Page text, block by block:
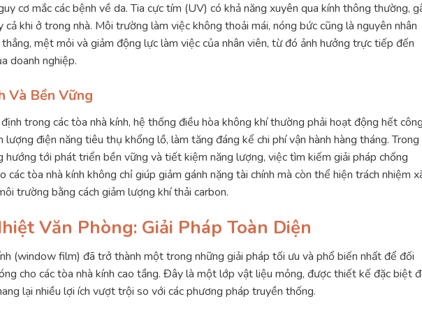
cơ mắc các bệnh về da. Tia cực tím (UV) có khả năng xuyên qua kính thông thường,
cả khi ở trong nhà. Môi trường làm việc không thoải mái, nóng bức cũng là nguyên nhân
mệt mỏi và giảm động lực làm việc của nhân viên, từ đó ảnh hưởng trực tiếp đến
doanh nghiệp.
Và Bền Vững
trong các tòa nhà kính, hệ thống điều hòa không khí thường phải hoạt động hết công
điện năng tiêu thụ khổng lồ, làm tăng đáng kể chi phí vận hành hàng tháng. Trong
hướng tới phát triển bền vững và tiết kiệm năng lượng, việc tìm kiếm giải pháp chống
các tòa nhà kính không chỉ giúp giảm gánh nặng tài chính mà còn thể hiện trách nhiệm
trường bằng cách giảm lượng khí thải carbon.
Văn Phòng: Giải Pháp Toàn Diện
(window film) đã trở thành một trong những giải pháp tối ưu và phổ biến nhất để đối
cho các tòa nhà kính cao tầng. Đây là một lớp vật liệu mỏng, được thiết kế đặc biệt
lại nhiều lợi ích vượt trội so với các phương pháp truyền thống.